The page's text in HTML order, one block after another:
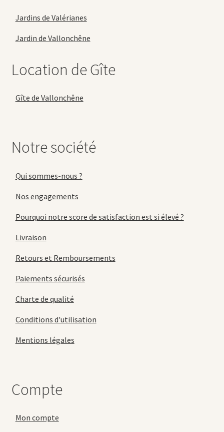
Jardins de Valérianes
Jardin de Vallonchêne
Location de Gîte
Gîte de Vallonchêne
Notre société
Qui sommes-nous ?
Nos engagements
Pourquoi notre score de satisfaction est si élevé ?
Livraison
Retours et Remboursements
Paiements sécurisés
Charte de qualité
Conditions d'utilisation
Mentions légales
Compte
Mon compte